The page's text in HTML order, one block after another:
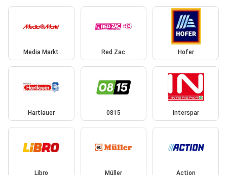
Media Markt Red Zac Hofer
Hartlauer 0815 Interspar
Libro Müller Action